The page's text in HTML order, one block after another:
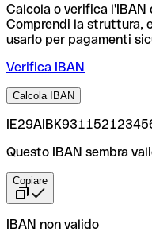
Calcola o verifica l'IBAN
Comprendi la struttura,
usarlo per pagamenti
Verifica IBAN
Calcola IBAN
Questo IBAN sembra
Copiare
IBAN non valido